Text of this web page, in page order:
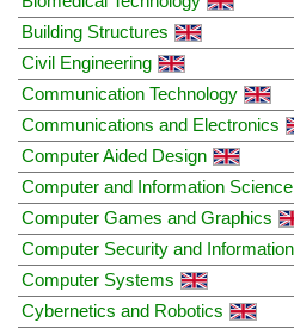
Building Structures
Civil Engineering
Communication Technology
Communications and Electronics
Computer Aided Design
Computer and Information Science
Computer Games and Graphics
Computer Security and
Computer Systems
Cybernetics and Robotics